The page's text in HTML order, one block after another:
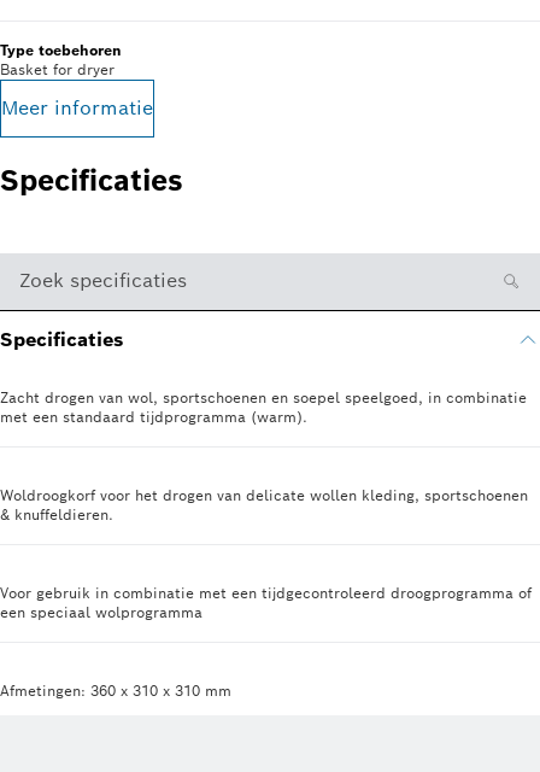
Type toebehoren
Basket for dryer
Meer informatie
Specificaties
Zoek specificaties
Specificaties
Zacht drogen van wol, sportschoenen en soepel speelgoed, in combinatie
met een standaard tijdprogramma (warm).
Woldroogkorf voor het drogen van delicate wollen kleding, sportschoenen
& knuffeldieren.
Voor gebruik in combinatie met een tijdgecontroleerd droogprogramma of
een speciaal wolprogramma
Afmetingen: 360 x 310 x 310 mm